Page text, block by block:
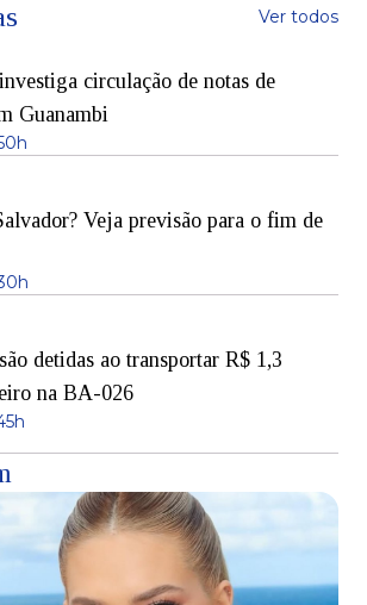
Ver todos
circulação de notas de
Guanambi
Veja previsão para o fim de
detidas ao transportar R$ 1,3
na BA-026